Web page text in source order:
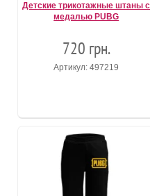
Детские трикотажные штаны с
медалью PUBG
720 грн.
Артикул: 497219